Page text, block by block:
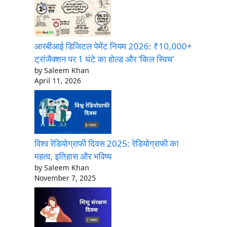
आरबीआई डिजिटल पेमेंट नियम 2026: ₹10,000+
ट्रांजैक्शन पर 1 घंटे का होल्ड और ‘किल स्विच’
by Saleem Khan
April 11, 2026
विश्व रेडियोग्राफी दिवस 2025: रेडियोग्राफी का
महत्व, इतिहास और भविष्य
by Saleem Khan
November 7, 2025